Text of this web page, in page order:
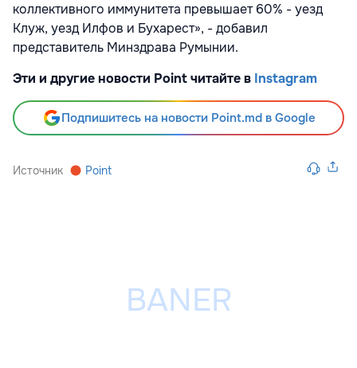
коллективного иммунитета превышает 60% - уезд
Клуж, уезд Илфов и Бухарест», - добавил
представитель Минздрава Румынии.
Эти и другие новости Point читайте в Instagram
Подпишитесь на новости Point.md в Google
Источник Point